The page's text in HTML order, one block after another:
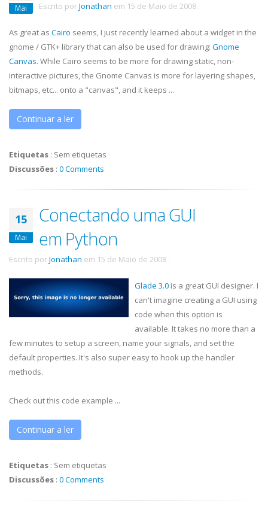
Mai Escrito porJonathan em 15 de Maio de 2008 .
As great as Cairo seems, I just recently learned about a widget in the
gnome / GTK+ library that can also be used for drawing: Gnome
Canvas. While Cairo seems to be more for drawing static, non-
interactive pictures, the Gnome Canvas is more for layering shapes,
bitmaps, etc... onto a "canvas", and it keeps ...
Continuar a ler
Etiquetas : Sem etiquetas
Discussões : 0 Comments
15
Mai
Conectando uma GUI
em Python
Escrito porJonathan em 15 de Maio de 2008 .
Glade 3.0 is a great GUI designer. I
can't imagine creating a GUI using
code when this option is
available. It takes no more than a
few minutes to setup a screen, name your signals, and set the
default properties. It's also super easy to hook up the handler
methods.
Check out this code example ...
Continuar a ler
Etiquetas : Sem etiquetas
Discussões : 0 Comments